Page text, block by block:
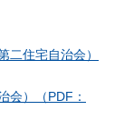
二住宅自治会）
会）（PDF：